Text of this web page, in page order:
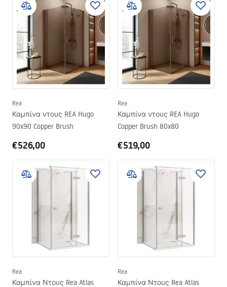
Rea
Καμπίνα ντους REA Hugo
90x90 Copper Brush
€526,00
Rea
Καμπίνα ντους REA Hugo
Copper Brush 80x80
€519,00
Rea
Καμπίνα Ντους Rea Atlas
Rea
Καμπίνα Ντους Rea Atlas